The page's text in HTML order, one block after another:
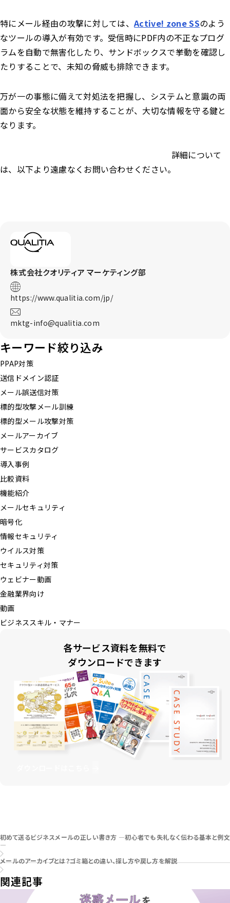
特にメール経由の攻撃に対しては、Active! zone SSのよう
なツールの導入が有効です。受信時にPDF内の不正なプログ
ラムを自動で無害化したり、サンドボックスで挙動を確認し
たりすることで、未知の脅威も排除できます。
万が一の事態に備えて対処法を把握し、システムと意識の両
面から安全な状態を維持することが、大切な情報を守る鍵と
なります。
詳細について
は、以下より遠慮なくお問い合わせください。
株式会社クオリティア マーケティング部
https://www.qualitia.com/jp/
mktg-info@qualitia.com
キーワード絞り込み
PPAP対策
送信ドメイン認証
メール誤送信対策
標的型攻撃メール訓練
標的型メール攻撃対策
メールアーカイブ
サービスカタログ
導入事例
比較資料
機能紹介
メールセキュリティ
暗号化
情報セキュリティ
ウイルス対策
セキュリティ対策
ウェビナー動画
金融業界向け
動画
ビジネススキル・マナー
各サービス資料を無料で
ダウンロードできます
初めて送るビジネスメールの正しい書き方 ―初心者でも失礼なく伝わる基本と例文
―
メールのアーカイブとは？ゴミ箱との違い、探し方や戻し方を解説
関連記事